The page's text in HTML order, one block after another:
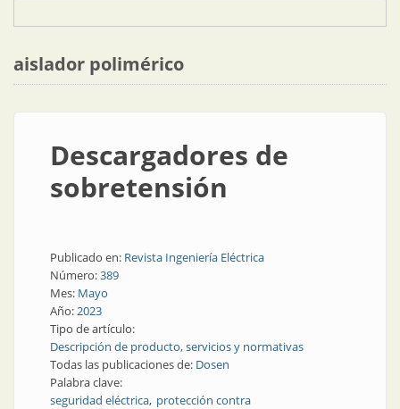
aislador polimérico
Descargadores de
sobretensión
Publicado en: Revista Ingeniería Eléctrica
Número:389
Mes: Mayo
Año:2023
Tipo de artículo:
Descripción de producto, servicios y normativas
Todas las publicaciones de: Dosen
Palabra clave:
seguridad eléctrica protección contra